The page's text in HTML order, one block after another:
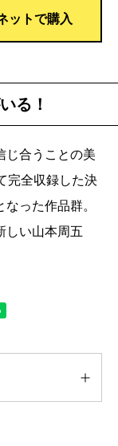
ットで購入
る！
じ合うことの美
完全収録した決
った作品群。
しい山本周五